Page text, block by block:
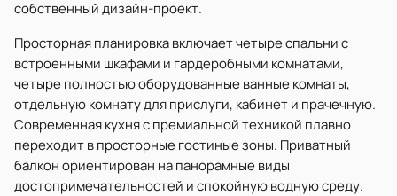
собственный дизайн-проект.
Просторная планировка включает четыре спальни с
встроенными шкафами и гардеробными комнатами,
четыре полностью оборудованные ванные комнаты,
отдельную комнату для прислуги, кабинет и прачечную.
Современная кухня с премиальной техникой плавно
переходит в просторные гостиные зоны. Приватный
балкон ориентирован на панорамные виды
достопримечательностей и спокойную водную среду.